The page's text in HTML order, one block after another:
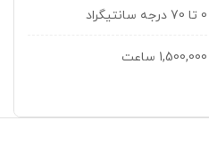
0 تا 70 درجه سانتیگراد
1,500,000 ساعت